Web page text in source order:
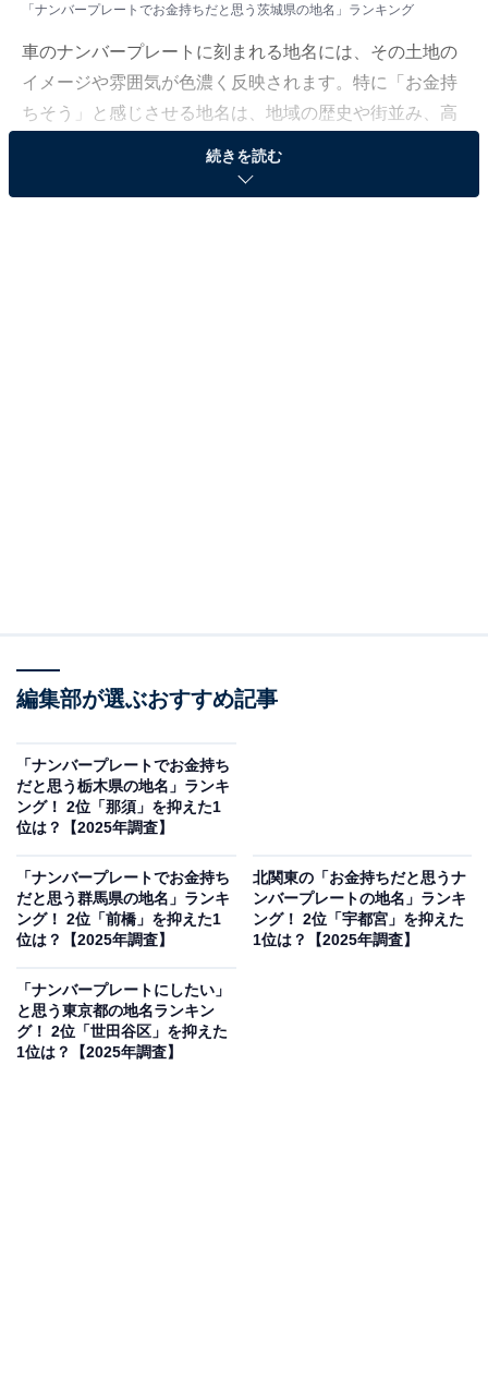
「ナンバープレートでお金持ちだと思う茨城県の地名」ランキング
車のナンバープレートに刻まれる地名には、その土地の
イメージや雰囲気が色濃く反映されます。特に「お金持
ちそう」と感じさせる地名は、地域の歴史や街並み、高
級感のある暮らしの印象と結びつき、周囲に一目置かれ
る存在として注目を集めています。
は、歴史と行政の中心地。徳川御三家のひとつである水
統的な品格を備えていることが特徴です。さらに官公庁
や企業の拠点が集まり、教育や文化施設も充実している
ため、洗練された都市のイメージが強い場所といえるで
回答者からは「茨城の中でいちばん都会なエリアのイメ
ージがあるから」（30代女性／徳島県）、「茨城県の中
（60代女性／愛知県）、「水戸藩もいた歴史もあるの
で、経済は豊かだとイメージできます」（40代女性／長
崎県）などのコメントがありました。
続きを読む
編集部が選ぶおすすめ記事
「ナンバープレートでお金持ち
だと思う栃木県の地名」ランキ
ング！ 2位「那須」を抑えた1
位は？【2025年調査】
「ナンバープレートでお金持ち
だと思う群馬県の地名」ランキ
ング！ 2位「前橋」を抑えた1
位は？【2025年調査】
北関東の「お金持ちだと思うナ
ンバープレートの地名」ランキ
ング！ 2位「宇都宮」を抑えた
1位は？【2025年調査】
「ナンバープレートにしたい」
と思う東京都の地名ランキン
グ！ 2位「世田谷区」を抑えた
1位は？【2025年調査】